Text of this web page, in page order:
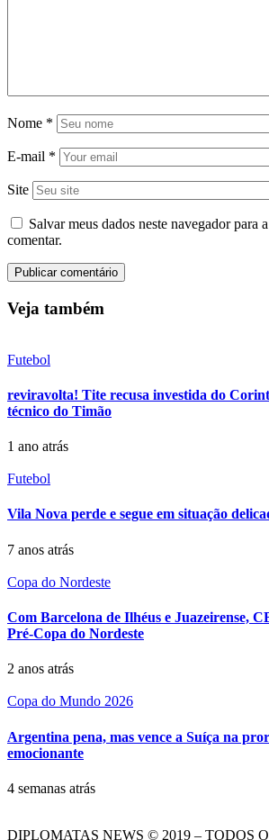
Nome *
E-mail *
Site
Salvar meus dados neste navegador para
comentar.
Veja também
Futebol
reviravolta! Tite recusa investida do
técnico do Timão
1 ano atrás
Futebol
Vila Nova perde e segue em situação
7 anos atrás
Copa do Nordeste
Com Barcelona de Ilhéus e Juazeirense,
Pré-Copa do Nordeste
2 anos atrás
Copa do Mundo 2026
Argentina pena, mas vence a Suíça na
emocionante
4 semanas atrás
DIPLOMATAS NEWS © 2019 – TODOS